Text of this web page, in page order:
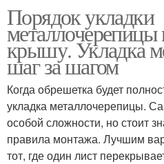
Порядок укладки
металлочерепицы
крышу. Укладка
шаг за шагом
Когда обрешетка будет
укладка металлочерепицы.
особой сложности, но стоит
правила монтажа. Лучшим
тот, где один лист